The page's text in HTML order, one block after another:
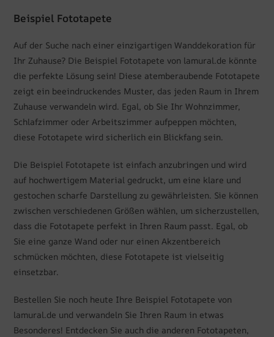
Beispiel Fototapete
Auf der Suche nach einer einzigartigen Wanddekoration für
Ihr Zuhause? Die Beispiel Fototapete von lamural.de könnte
die perfekte Lösung sein! Diese atemberaubende Fototapete
zeigt ein beeindruckendes Muster, das jeden Raum in Ihrem
Zuhause verwandeln wird. Egal, ob Sie Ihr Wohnzimmer,
Schlafzimmer oder Arbeitszimmer aufpeppen möchten,
diese Fototapete wird sicherlich ein Blickfang sein.
Die Beispiel Fototapete ist einfach anzubringen und wird
auf hochwertigem Material gedruckt, um eine klare und
gestochen scharfe Darstellung zu gewährleisten. Sie können
zwischen verschiedenen Größen wählen, um sicherzustellen,
dass die Fototapete perfekt in Ihren Raum passt. Egal, ob
Sie eine ganze Wand oder nur einen Akzentbereich
schmücken möchten, diese Fototapete ist vielseitig
einsetzbar.
Bestellen Sie noch heute Ihre Beispiel Fototapete von
lamural.de und verwandeln Sie Ihren Raum in etwas
Besonderes! Entdecken Sie auch die anderen Fototapeten,